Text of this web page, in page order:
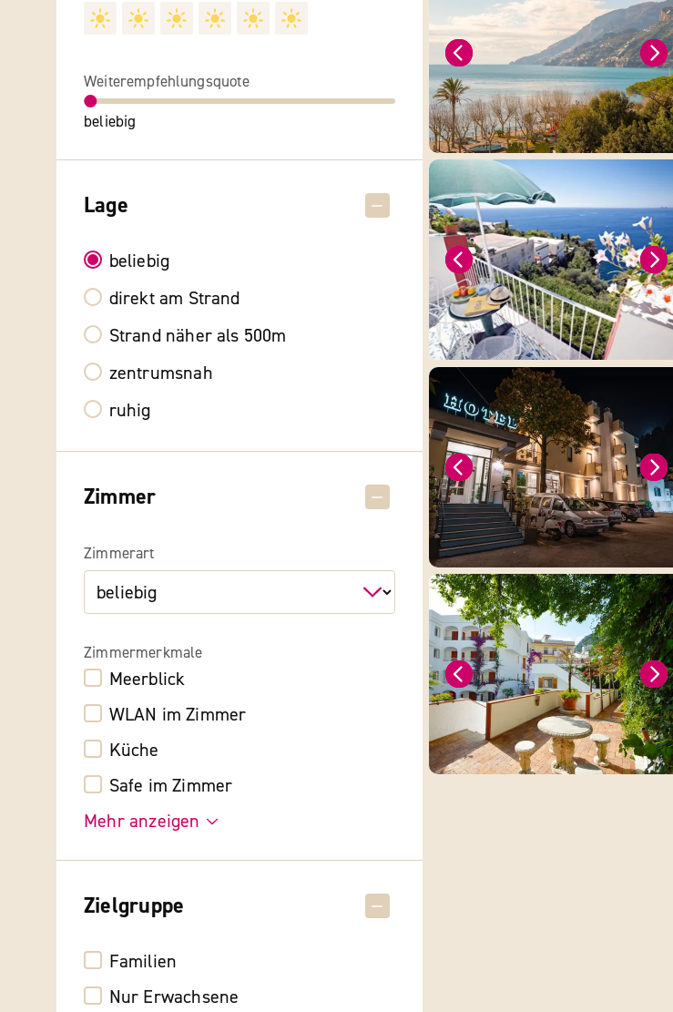
Weiterempfehlungsquote
beliebig
Lage
beliebig
direkt am Strand
Strand näher als 500m
zentrumsnah
ruhig
Zimmer
Zimmerart
Zimmermerkmale
Meerblick
WLAN im Zimmer
Küche
Safe im Zimmer
Mehr anzeigen
Zielgruppe
Familien
Nur Erwachsene